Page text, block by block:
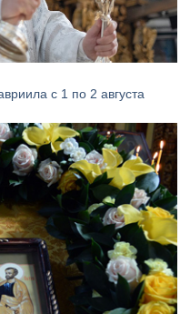
с 1 по 2 августа